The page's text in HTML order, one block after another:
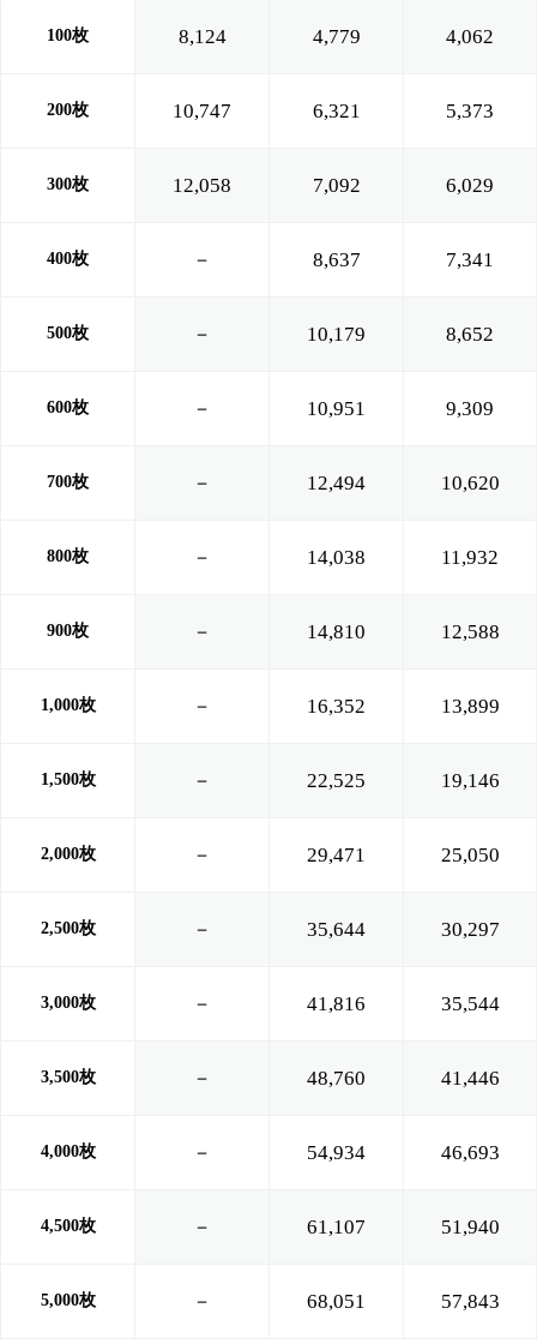
100枚 8,124 4,779 4,062
200枚 10,747 6,321 5,373
300枚 12,058 7,092 6,029
400枚 － 8,637 7,341
500枚 － 10,179 8,652
600枚 － 10,951 9,309
700枚 － 12,494 10,620
800枚 － 14,038 11,932
900枚 － 14,810 12,588
1,000枚 － 16,352 13,899
1,500枚 － 22,525 19,146
2,000枚 － 29,471 25,050
2,500枚 － 35,644 30,297
3,000枚 － 41,816 35,544
3,500枚 － 48,760 41,446
4,000枚 － 54,934 46,693
4,500枚 － 61,107 51,940
5,000枚 － 68,051 57,843